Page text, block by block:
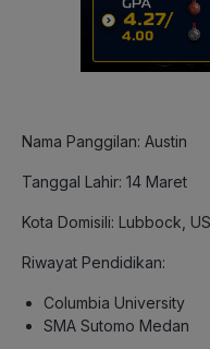
Nama Panggilan: Austin
Tanggal Lahir: 14 Maret
Kota Domisili: Lubbock,
Riwayat Pendidikan:
Columbia University
SMA Sutomo Medan